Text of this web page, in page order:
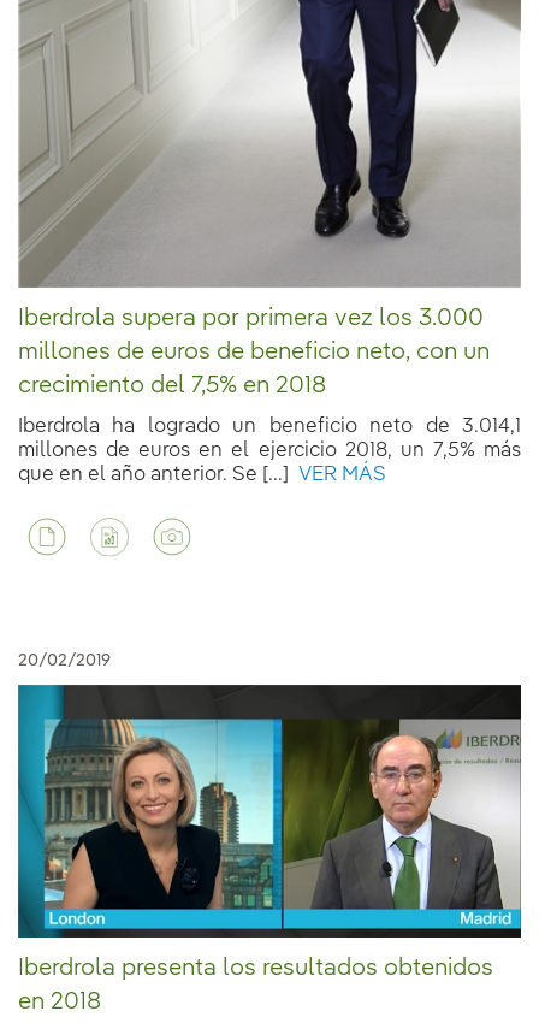
Iberdrola supera por primera vez los 3.000
millones de euros de beneficio neto, con un
crecimiento del 7,5% en 2018
Iberdrola ha logrado un beneficio neto de 3.014,1
millones de euros en el ejercicio 2018, un 7,5% más
que en el año anterior. Se [...]
VER MÁS
20/02/2019
Iberdrola presenta los resultados obtenidos
en 2018